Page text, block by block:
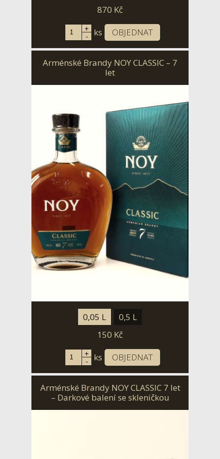
870 Kč
+
- ks OBJEDNAT
Arménské Brandy NOY CLASSIC – 7
let
0,05 L
0,5 L
150 Kč
+
- ks OBJEDNAT
Arménské Brandy NOY CLASSIC 7 let
– Darkové balení se skleničkou